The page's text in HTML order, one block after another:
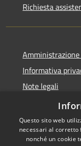
Richiesta
Informativa
Note legali
Dichiarazione di
Questo sito web
necessari al corretto
nonché un cookie